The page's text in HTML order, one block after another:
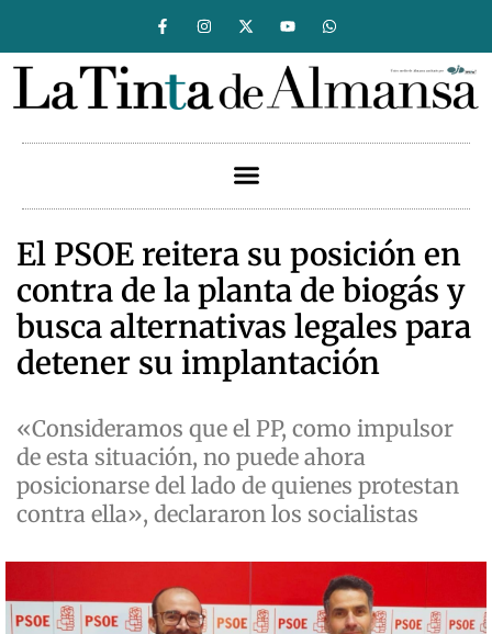
El PSOE reitera su posición en
contra de la planta de biogás y
busca alternativas legales para
detener su implantación
«Consideramos que el PP, como impulsor
de esta situación, no puede ahora
posicionarse del lado de quienes protestan
contra ella», declararon los socialistas